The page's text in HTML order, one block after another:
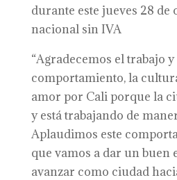
durante este jueves 28 de
nacional sin IVA
“Agradecemos el trabajo y
comportamiento, la
amor por Cali porque la
y está trabajando de
Aplaudimos este
que vamos a dar un buen
avanzar como ciudad